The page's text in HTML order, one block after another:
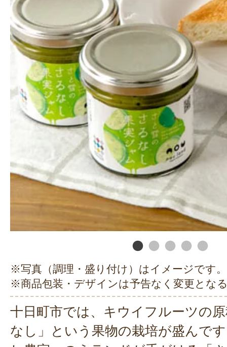
※写真（調理・盛り付け）はイメージです。
※商品包装・デザインは予告なく変更とな
十日町市では、キウイフルーツの
なし」という果物の栽培が盛んで